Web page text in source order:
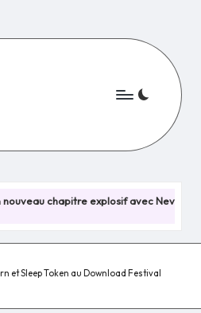
explosif avec Nevermind !
et Sleep Token au Download Festival